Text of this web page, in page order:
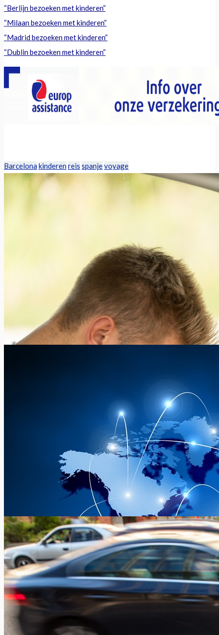
“Berlijn bezoeken met kinderen”
“Milaan bezoeken met kinderen”
“Madrid bezoeken met kinderen”
“Dublin bezoeken met kinderen”
Barcelona kinderen reis spanjevoyage
De slaperigheid achter het stuur vermijden
Xavier Van Caneghem 0
Slaperige autobestuurders veroorzaken een groot aantal
verkeersongevallen en dit niet enkel gedurende de lange
trajecten van de vakantievertrekken of van...